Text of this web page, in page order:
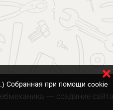
— создание сайта
Собранная при помощи cookie